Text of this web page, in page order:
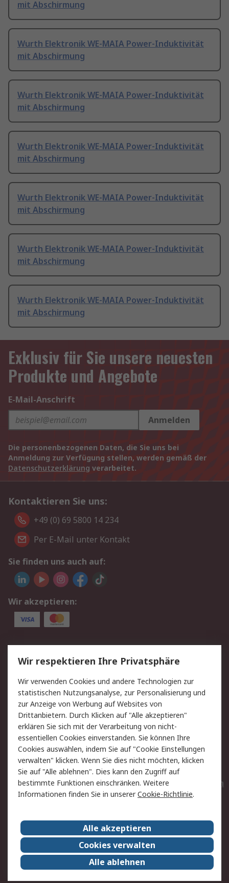
mit Abschirmung
Wurth Elektronik WE-MAIA Power-Induktivität
mit Abschirmung
Wurth Elektronik WE-MAIA Power-Induktivität
mit Abschirmung
Wurth Elektronik WE-MAIA Power-Induktivität
mit Abschirmung
Wurth Elektronik WE-MAIA Power-Induktivität
mit Abschirmung
Wurth Elektronik WE-MAIA Power-Induktivität
mit Abschirmung
Wurth Elektronik WE-MAIA Power-Induktivität
mit Abschirmung
Exklusiv für Sie unsere neuesten
Produkte und Angebote
E-Mail-Anschrift
Anmelden
Die personenbezogenen Daten, die Sie uns bei
Anmeldung zur Verfügung stellen, werden gemäß der
Datenschutzerklärung verarbeitet.
Kontaktieren Sie uns:
+49 (0) 69 5800 14 234
Per E-Mail unter Kontakt
Sie finden uns auch auf:
Wir akzeptieren:
Service
Value Added Services
Lieferlösungen
Rücksendungen
Kontakt
Hilfe
Privatkunden
Rechtliches
AGB
Datenschutz
Cookie-Richtlinie
Zahlungsbedingungen
Copyright/Impressum
Entsorgung
Elektrogeräte/Batterien
RS weltweit
Karriere bei RS
Nachhaltigkeit
Qualität/Umwelt/ZertifikatePresse-Center
Event-Center
Wir respektieren Ihre Privatsphäre
Wir verwenden Cookies und andere Technologien zur
statistischen Nutzungsanalyse, zur Personalisierung und
zur Anzeige von Werbung auf Websites von
Drittanbietern. Durch Klicken auf "Alle akzeptieren"
erklären Sie sich mit der Verarbeitung von nicht-
essentiellen Cookies einverstanden. Sie können Ihre
Cookies auswählen, indem Sie auf "Cookie Einstellungen
verwalten" klicken. Wenn Sie dies nicht möchten, klicken
Sie auf "Alle ablehnen". Dies kann den Zugriff auf
bestimmte Funktionen einschränken. Weitere
Informationen finden Sie in unsererCookie-Richtlinie.
Alle akzeptieren
Cookies verwalten
Alle ablehnen